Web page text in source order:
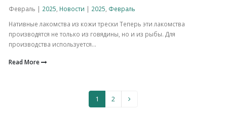
Февраль | 2025 Новости | 2025 Февраль
Нативные лакомства из кожи трески Теперь эти лакомства
производятся не только из говядины, но и из рыбы. Для
производства используется...
Read More
1 2